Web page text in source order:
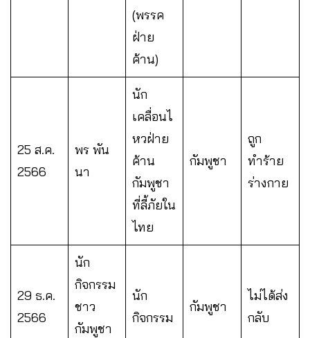
(พรรค
ฝ่าย
ค้าน)
25 ส.ค.
2566
พร พัน
นา
นัก
เคลื่อนไ
หวฝ่าย
ค้าน
กัมพูชา
ที่ลี้ภัยใน
ไทย
กัมพูชา
ถูก
ทำร้าย
ร่างกาย
29 ธ.ค.
2566
นัก
กิจกรรม
ชาว
กัมพูชา
นัก
กิจกรรม
กัมพูชา
ไม่ได้ส่ง
กลับ